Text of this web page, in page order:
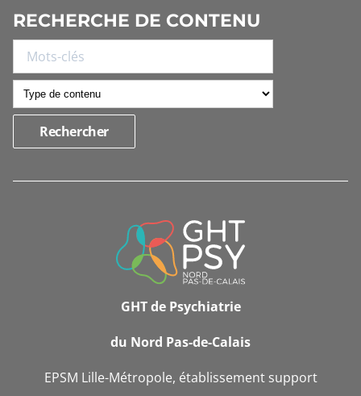
RECHERCHE DE CONTENU
INFORMATIONS
GHT de Psychiatrie
du Nord Pas-de-Calais
EPSM Lille-Métropole, établissement support